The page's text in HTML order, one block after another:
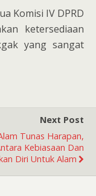
Komisi IV DPRD
ketersediaan
yang sangat
Next Post
Tunas Harapan,
Kebiasaan Dan
Diri Untuk Alam